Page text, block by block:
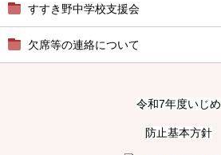
すすき野中学校支援会
欠席等の連絡について
令和7年度いじめ
防止基本方針